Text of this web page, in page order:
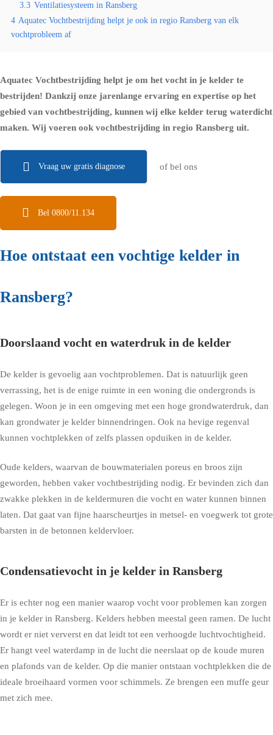
3.3 Ventilatiesysteem in Ransberg
4 Aquatec Vochtbestrijding helpt je ook in regio Ransberg van elk
vochtprobleem af
Aquatec Vochtbestrijding helpt je om het vocht in je kelder te
bestrijden! Dankzij onze jarenlange ervaring en expertise op het
gebied van vochtbestrijding, kunnen wij elke kelder terug waterdicht
maken. Wij voeren ook vochtbestrijding in regio Ransberg uit.
Vraag uw gratis diagnose of bel ons
Bel 0800/11.134
Hoe ontstaat een vochtige kelder in
Ransberg?
Doorslaand vocht en waterdruk in de kelder
De kelder is gevoelig aan vochtproblemen. Dat is natuurlijk geen
verrassing, het is de enige ruimte in een woning die ondergronds is
gelegen. Woon je in een omgeving met een hoge grondwaterdruk, dan
kan grondwater je kelder binnendringen. Ook na hevige regenval
kunnen vochtplekken of zelfs plassen opduiken in de kelder.
Oude kelders, waarvan de bouwmaterialen poreus en broos zijn
geworden, hebben vaker vochtbestrijding nodig. Er bevinden zich dan
zwakke plekken in de keldermuren die vocht en water kunnen binnen
laten. Dat gaat van fijne haarscheurtjes in metsel- en voegwerk tot grote
barsten in de betonnen keldervloer.
Condensatievocht in je kelder in Ransberg
Er is echter nog een manier waarop vocht voor problemen kan zorgen
in je kelder in Ransberg. Kelders hebben meestal geen ramen. De lucht
wordt er niet ververst en dat leidt tot een verhoogde luchtvochtigheid.
Er hangt veel waterdamp in de lucht die neerslaat op de koude muren
en plafonds van de kelder. Op die manier ontstaan vochtplekken die de
ideale broeihaard vormen voor schimmels. Ze brengen een muffe geur
met zich mee.